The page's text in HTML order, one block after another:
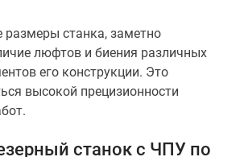
станка, заметно
люфтов и биения различных
его конструкции. Это
высокой прецизионности
станок с ЧПУ по